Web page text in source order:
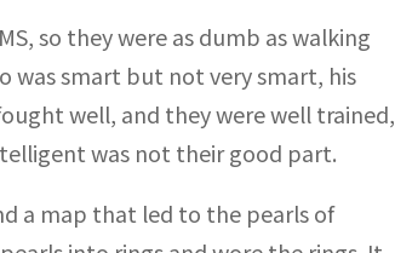
so they were as dumb as walking
was smart but not very smart, his
well, and they were well trained,
was not their good part.
a map that led to the pearls of